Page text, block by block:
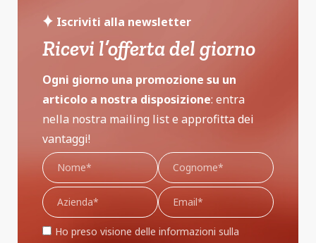
Iscriviti alla newsletter
Ricevi l’offerta del giorno
Ogni giorno una promozione su un
articolo a nostra disposizione: entra
nella nostra mailing list e approfitta dei
vantaggi!
Ho preso visione delle informazioni sulla